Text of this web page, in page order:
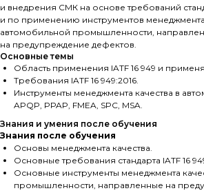
и внедрения СМК на основе требований
и по применению инструментов менеджмента
автомобильной промышленности,
на предупреждение дефектов.
Основные темы
Область применения IATF 16 949 и
Требования IATF 16 949:2016.
Инструменты менеджмента качества в
APQP, PPAP, FMEA, SPC, MSA.
Знания и умения после обучения
Знания после обучения
Основы менеджмента качества.
Основные требования стандарта IATF 16
Основные инструменты менеджмента
промышленности, направленные на